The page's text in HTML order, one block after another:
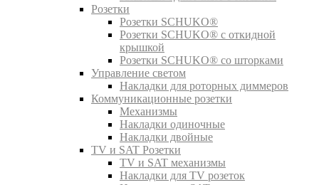
Розетки
Розетки SCHUKO®
Розетки SCHUKO® с откидной
крышкой
Розетки SCHUKO® со шторками
Управление светом
Накладки для роторных диммеров
Коммуникационные розетки
Механизмы
Накладки одиночные
Накладки двойные
TV и SAT Розетки
TV и SAT механизмы
Накладки для TV розеток